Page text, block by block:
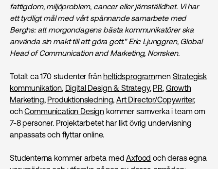
fattigdom, miljöproblem, cancer eller jämställdhet. Vi har
ett tydligt mål med vårt spännande samarbete med
Berghs: att morgondagens bästa kommunikatörer ska
använda sin makt till att göra gott." Eric Ljunggren, Global
Head of Communication and Marketing, Norrsken.
Totalt ca 170studenter från heltidsprogrammen Strategisk
kommunikation, Digital Design & Strategy, PR, Growth
Marketing, Produktions­ledning,Art Director/Copywriter,
ochCommunication Design kommer samverka i team om
7-8 personer. Projektarbetet har likt övrig undervisning
anpassats och flyttar online.
Studenterna kommer arbeta medAxfood och deras egna